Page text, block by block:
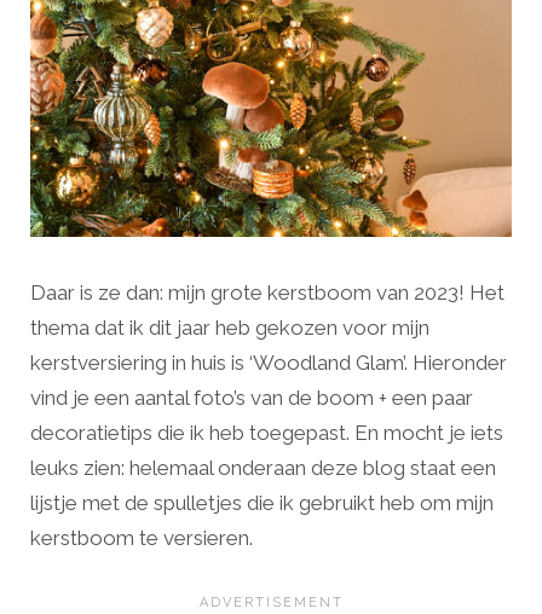
Daar is ze dan: mijn grote kerstboom van 2023! Het
thema dat ik dit jaar heb gekozen voor mijn
kerstversiering in huis is ‘Woodland Glam’. Hieronder
vind je een aantal foto’s van de boom + een paar
decoratietips die ik heb toegepast. En mocht je iets
leuks zien: helemaal onderaan deze blog staat een
lijstje met de spulletjes die ik gebruikt heb om mijn
kerstboom te versieren.